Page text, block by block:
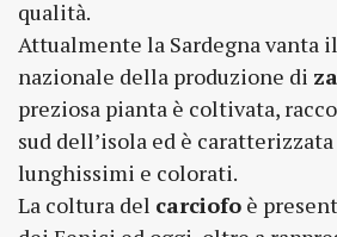
qualità.
Attualmente la Sardegna vanta
nazionale della produzione di
preziosa pianta è coltivata,
sud dell’isola ed è
lunghissimi e colorati.
La coltura del carciofo è